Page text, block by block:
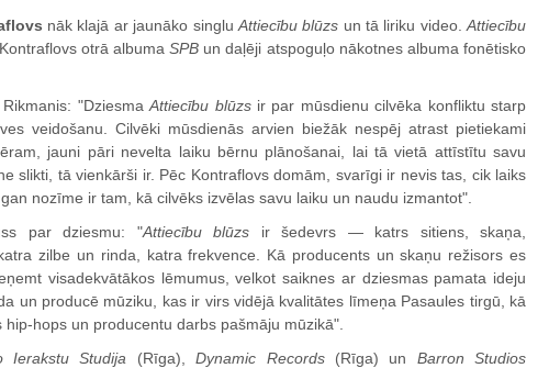
nāk klajā ar jaunāko singlu Attiecību blūzs un tā liriku video.Attiecību
otrā albumaSPB un daļēji atspoguļo nākotnes albuma fonētisko
"DziesmaAttiecību blūzsir par mūsdienu cilvēka konfliktu starp
veidošanu. Cilvēki mūsdienās arvien biežāk nespēj atrast pietiekami
jauni pāri nevelta laiku bērnu plānošanai, lai tā vietā attīstītu savu
slikti, tā vienkārši ir. Pēc Kontraflovs domām, svarīgi ir nevis tas, cik laiks
nozīme ir tam, kā cilvēks izvēlas savu laiku un naudu izmantot".
par dziesmu: "Attiecību blūzs ir šedevrs — katrs sitiens, skaņa,
zilbe un rinda, katra frekvence. Kā producents un skaņu režisors es
visadekvātākos lēmumus, velkot saiknes ar dziesmas pamata ideju
un producē mūziku, kas ir virs vidējā kvalitātes līmeņa Pasaules tirgū, kā
hops un producentu darbs pašmāju mūzikā".
Ierakstu Studija (Rīga),Dynamic Records(Rīga) un Barron Studios